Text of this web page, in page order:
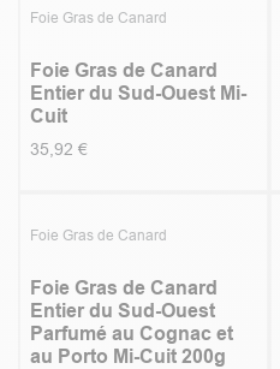
Foie Gras de Canard
Foie Gras de Canard
Entier du Sud-Ouest Mi-
Cuit
35,92 €
Foie Gras de Canard
Foie Gras de Canard
Entier du Sud-Ouest
Parfumé au Cognac et
au Porto Mi-Cuit 200g